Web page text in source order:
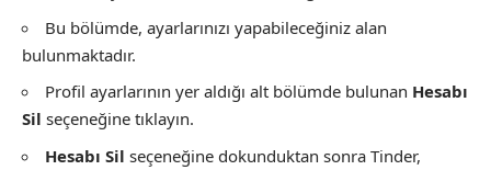
Bu bölümde, ayarlarınızı yapabileceğiniz alan
bulunmaktadır.
Profil ayarlarının yer aldığı alt bölümde bulunan Hesabı
Sil seçeneğine tıklayın.
Hesabı Sil seçeneğine dokunduktan sonra Tinder,